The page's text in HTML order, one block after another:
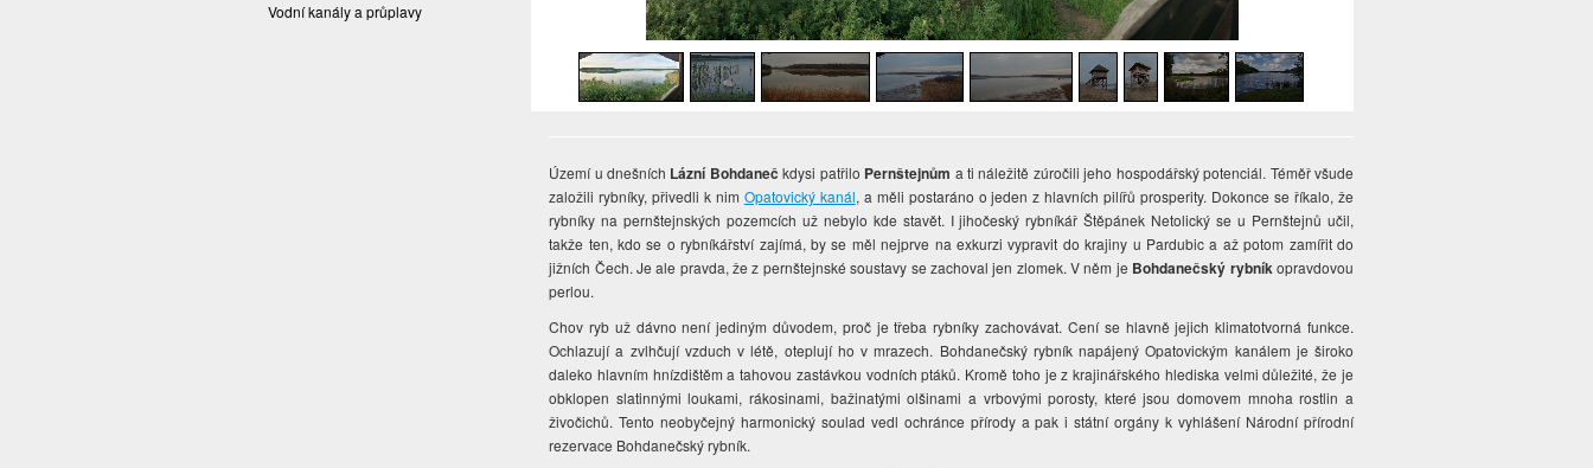
Vodní kanály a průplavy
Území u dnešních Lázní Bohdaneč kdysi patřilo Pernštejnům a ti náležitě zúročili jeho hospodářský potenciál. Téměř všude
založili rybníky, přivedli k nim Opatovický kanál, a měli postaráno o jeden z hlavních pilířů prosperity. Dokonce se říkalo, že
rybníky na pernštejnských pozemcích už nebylo kde stavět. I jihočeský rybníkář Štěpánek Netolický se u Pernštejnů učil,
takže ten, kdo se o rybníkářství zajímá, by se měl nejprve na exkurzi vypravit do krajiny u Pardubic a až potom zamířit do
jižních Čech. Je ale pravda, že z pernštejnské soustavy se zachoval jen zlomek. V něm je Bohdanečský rybníkopravdovou
perlou.
Chov ryb už dávno není jediným důvodem, proč je třeba rybníky zachovávat. Cení se hlavně jejich klimatotvorná funkce.
Ochlazují a zvlhčují vzduch v létě, oteplují ho v mrazech. Bohdanečský rybník napájený Opatovickým kanálem je široko
daleko hlavním hnízdištěm a tahovou zastávkou vodních ptáků. Kromě toho je z krajinářského hlediska velmi důležité, že je
obklopen slatinnými loukami, rákosinami, bažinatými olšinami a vrbovými porosty, které jsou domovem mnoha rostlin a
živočichů. Tento neobyčejný harmonický soulad vedl ochránce přírody a pak i státní orgány k vyhlášení Národní přírodní
rezervace Bohdanečský rybník.